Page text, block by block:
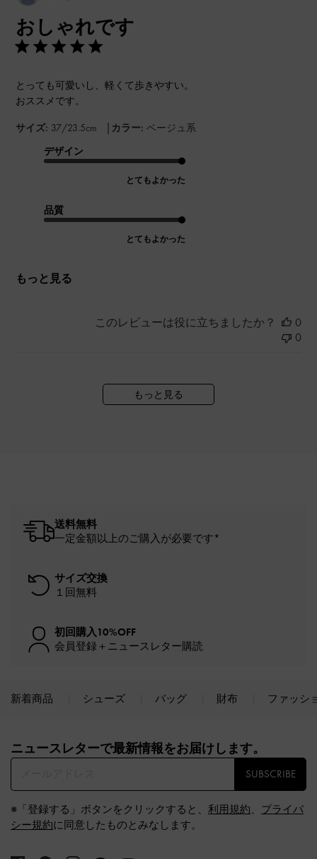
おしゃれです
とっても可愛いし、軽くて歩きやすい。
おススメです。
サイズ: 37/23.5cm | カラー: ベージュ系
デザイン
とてもよかった
品質
とてもよかった
もっと見る
このレビューは役に立ちましたか？
0
0
もっと見る
送料無料
一定金額以上のご購入が必要です*
サイズ交換
１回無料
初回購入10%OFF
会員登録＋ニュースレター購読
新着商品 シューズ バッグ 財布 ファッシ
ニュースレターで最新情報をお届けします。​
SUBSCRIBE
※「登録する」ボタンをクリックすると、 利用規約、 プライバ
シー規約に同意したものとみなします。